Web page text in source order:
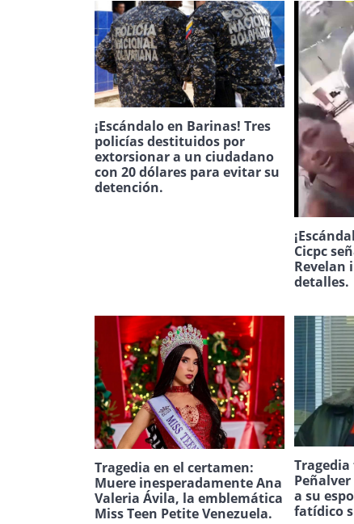
¡Escándalo en Barinas! Tres
policías destituidos por
extorsionar a un ciudadano
con 20 dólares para evitar su
detención.
Cicpc
Revelan
detalles.
Tragedia en el certamen:
Muere inesperadamente Ana
Valeria Ávila, la emblemática
Miss Teen Petite Venezuela.
a su
fatídico